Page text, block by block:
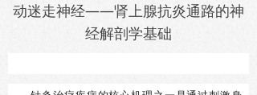
动迷走神经——肾上腺抗炎通路的神
经解剖学基础